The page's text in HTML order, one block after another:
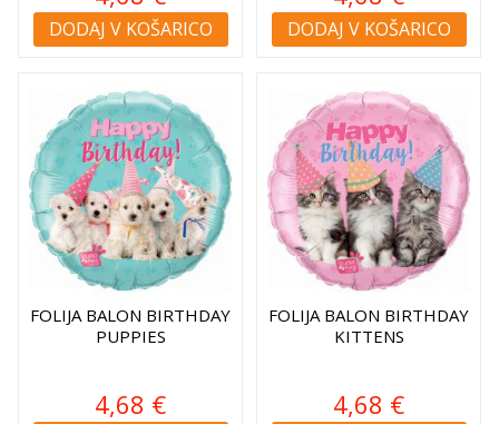
DODAJ V KOŠARICO DODAJ V KOŠARICO
FOLIJA BALON BIRTHDAY
PUPPIES
4,68 €
FOLIJA BALON BIRTHDAY
KITTENS
4,68 €